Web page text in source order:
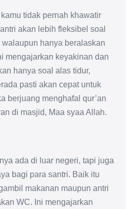
tidak pernah khawatir
akan lebih fleksibel soal
walaupun hanya beralaskan
mengajarkan keyakinan dan
hanya soal alas tidur,
pasti akan cepat untuk
berjuang menghafal qur’an
di masjid, Maa syaa Allah.
ada di luar negeri, tapi juga
bagi para santri. Baik itu
makanan maupun antri
WC. Ini mengajarkan